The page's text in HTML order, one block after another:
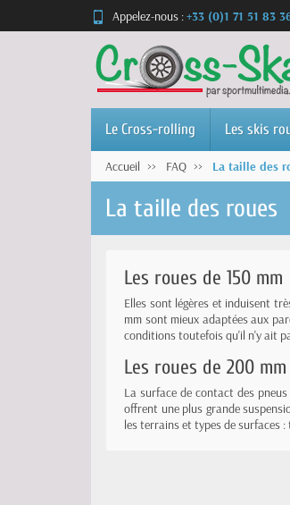
Appelez-nous :+33 (0)1 71 51 83
Le Cross-rolling Les skis
Accueil FAQ La taille des
La taille des roues
Les roues de 150 mm
Elles sont légères et induisent
mm sont mieux adaptées aux
conditions toutefois qu'il n'y ait
Les roues de 200 mm
La surface de contact des
offrent une plus grande
les terrains et types de surfaces